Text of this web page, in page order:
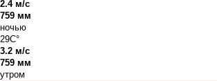
2.4 м/с
759 мм
ночью
29C°
3.2 м/с
759 мм
утром